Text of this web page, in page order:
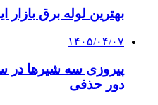
بهترین لوله برق
۱۴۰۵/۰۴/۰۷
پیروزی سه شیرها در
دور حذفی